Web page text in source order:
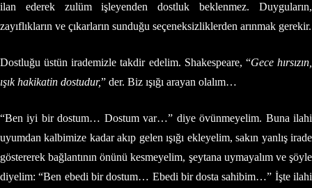
ilan ederek zulüm işleyenden dostluk beklenmez. Duyguların,
zayıflıkların ve çıkarların sunduğu seçeneksizliklerden arınmak gerekir.
Dostluğu üstün irademizle takdir edelim. Shakespeare, “Gece hırsızın,
ışık hakikatin dostudur,” der. Biz ışığı arayan olalım…
“Ben iyi bir dostum… Dostum var…” diye övünmeyelim. Buna ilahi
uyumdan kalbimize kadar akıp gelen ışığı ekleyelim, sakın yanlış irade
göstererek bağlantının önünü kesmeyelim, şeytana uymayalım ve şöyle
diyelim: “Ben ebedi bir dostum… Ebedi bir dosta sahibim…” İşte ilahi